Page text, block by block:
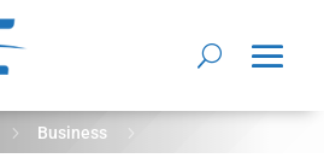
5 Business